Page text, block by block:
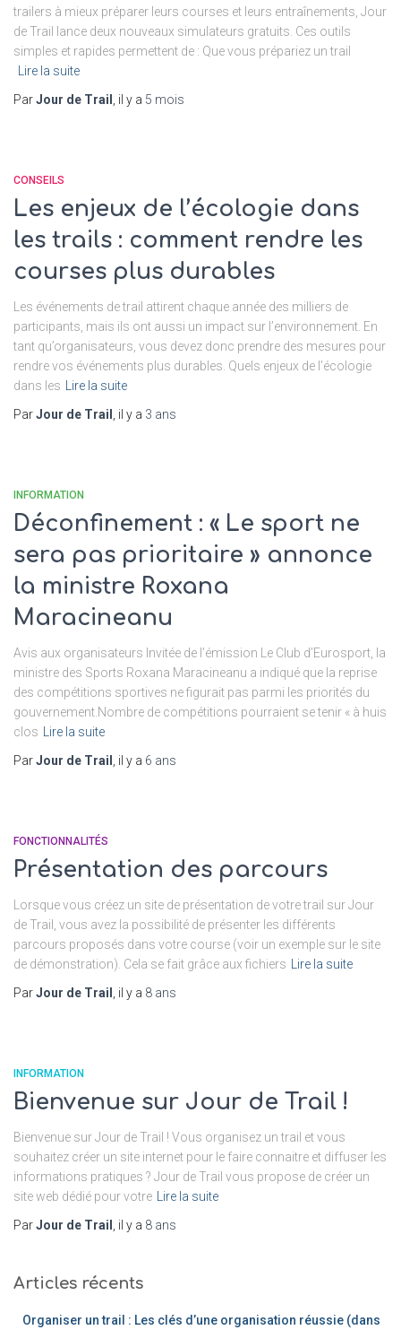
trailers à mieux préparer leurs courses et leurs entraînements, Jour
de Trail lance deux nouveaux simulateurs gratuits. Ces outils
simples et rapides permettent de : Que vous prépariez un trail
Lire la suite
ParJour de Trail , il y a 5 mois
CONSEILS
Les enjeux de l’écologie dans
les trails : comment rendre les
courses plus durables
Les événements de trail attirent chaque année des milliers de
participants, mais ils ont aussi un impact sur l’environnement. En
tant qu’organisateurs, vous devez donc prendre des mesures pour
rendre vos événements plus durables. Quels enjeux de l’écologie
dans les
Lire la suite
ParJour de Trail , il y a 3 ans
INFORMATION
Déconfinement : « Le sport ne
sera pas prioritaire » annonce
la ministre Roxana
Maracineanu
Avis aux organisateurs Invitée de l’émission Le Club d’Eurosport, la
ministre des Sports Roxana Maracineanu a indiqué que la reprise
des compétitions sportives ne figurait pas parmi les priorités du
gouvernement.Nombre de compétitions pourraient se tenir « à huis
clos
Lire la suite
ParJour de Trail , il y a 6 ans
FONCTIONNALITÉS
Présentation des parcours
Lorsque vous créez un site de présentation de votre trail sur Jour
de Trail, vous avez la possibilité de présenter les différents
parcours proposés dans votre course (voir un exemple sur le site
de démonstration). Cela se fait grâce aux fichiers
Lire la suite
ParJour de Trail , il y a 8 ans
INFORMATION
Bienvenue sur Jour de Trail !
Bienvenue sur Jour de Trail ! Vous organisez un trail et vous
souhaitez créer un site internet pour le faire connaitre et diffuser les
informations pratiques ? Jour de Trail vous propose de créer un
site web dédié pour votre
Lire la suite
ParJour de Trail , il y a 8 ans
Articles récents
Organiser un trail : Les clés d’une organisation réussie (dans